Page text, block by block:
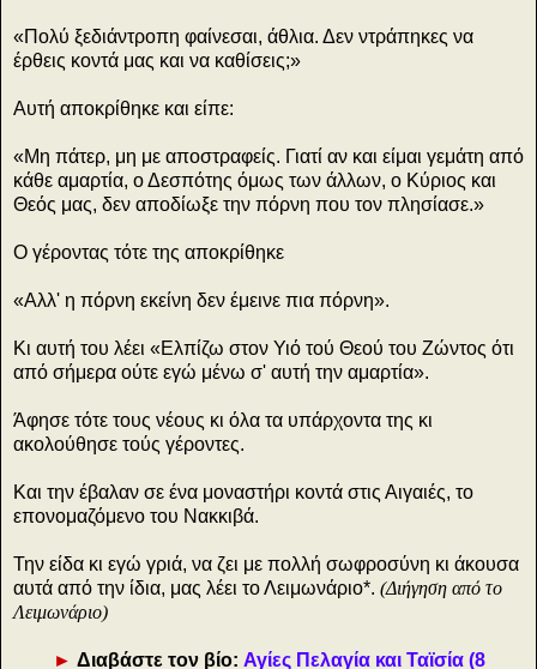
«Πολύ ξεδιάντροπη φαίνεσαι, άθλια. Δεν ντράπηκες να
έρθεις κοντά μας και να καθίσεις;»
Αυτή αποκρίθηκε και είπε:
«Μη πάτερ, μη με αποστραφείς. Γιατί αν και είμαι γεμάτη από
κάθε αμαρτία, ο Δεσπότης όμως των άλλων, ο Κύριος και
Θεός μας, δεν αποδίωξε την πόρνη που τον πλησίασε.»
Ο γέροντας τότε της αποκρίθηκε
«Αλλ' η πόρνη εκείνη δεν έμεινε πια πόρνη».
Κι αυτή του λέει «Ελπίζω στον Υιό τού Θεού του Ζώντος ότι
από σήμερα ούτε εγώ μένω σ' αυτή την αμαρτία».
Άφησε τότε τους νέους κι όλα τα υπάρχοντα της κι
ακολούθησε τούς γέροντες.
Και την έβαλαν σε ένα μοναστήρι κοντά στις Αιγαιές, το
επονομαζόμενο του Νακκιβά.
Την είδα κι εγώ γριά, να ζει με πολλή σωφροσύνη κι άκουσα
αυτά από την ίδια, μας λέει το Λειμωνάριο*. (Διήγηση από το
Λειμωνάριο)
► Διαβάστε τον βίο: Αγίες Πελαγία και Ταϊσία (8